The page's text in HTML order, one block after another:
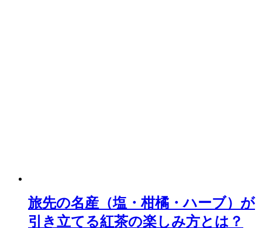
旅先の名産（塩・柑橘・ハーブ）が
引き立てる紅茶の楽しみ方とは？